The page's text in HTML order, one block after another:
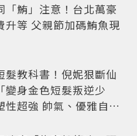
「鮪」注意！台北萬豪
升等 父親節加碼鮪魚現
髮教科書！倪妮狠斷仙
變身金色短髮叛逆少
性超強 帥氣、優雅自由